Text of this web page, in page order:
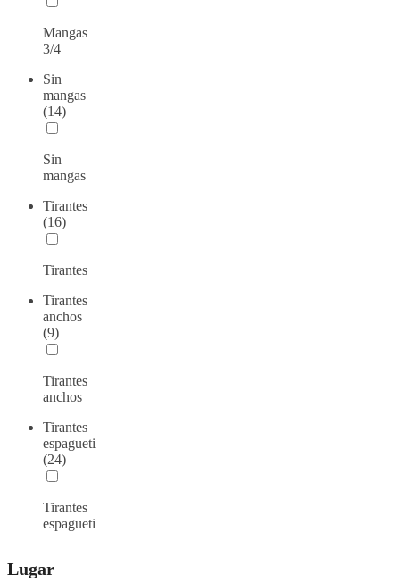
Mangas
3/4
Sin
mangas
(14)
Sin
mangas
Tirantes
(16)
Tirantes
Tirantes
anchos
(9)
Tirantes
anchos
Tirantes
espagueti
(24)
Tirantes
espagueti
Lugar